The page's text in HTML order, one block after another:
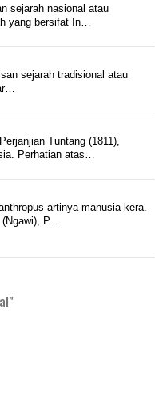
sejarah nasional atau
yang bersifat In…
sejarah tradisional atau
Tuntang (1811),
Perhatian atas…
artinya manusia kera.
P…